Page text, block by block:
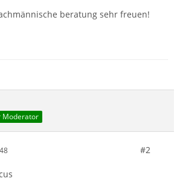
beratung sehr freuen!
Moderator
#2